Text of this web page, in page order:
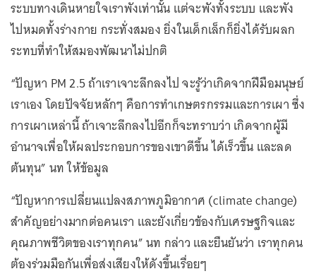
ระบบทางเดินหายใจเราพังเท่านั้น แต่จะพังทั้งระบบ และพัง
ไปหมดทั้งร่างกาย กระทั่งสมอง ยิ่งในเด็กเล็กก็ยิ่งได้รับผลก
ระทบที่ทำให้สมองพัฒนาไม่ปกติ
“ปัญหา PM 2.5 ถ้าเราเจาะลึกลงไป จะรู้ว่าเกิดจากฝีมือมนุษย์
เราเอง โดยปัจจัยหลักๆ คือการทำเกษตรกรรมและการเผา ซึ่ง
การเผาเหล่านี้ ถ้าเจาะลึกลงไปอีกก็จะทราบว่า เกิดจากผู้มี
อำนาจเพื่อให้ผลประกอบการของเขาดีขึ้น ได้เร็วขึ้น และลด
ต้นทุน” นท ให้ข้อมูล
“ปัญหาการเปลี่ยนแปลงสภาพภูมิอากาศ (climate change)
สำคัญอย่างมากต่อคนเรา และยังเกี่ยวข้องกับเศรษฐกิจและ
คุณภาพชีวิตของเราทุกคน” นท กล่าว และยืนยันว่า เราทุกคน
ต้องร่วมมือกันเพื่อส่งเสียงให้ดังขึ้นเรื่อยๆ